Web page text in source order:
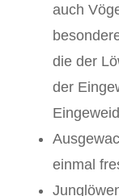
auch
die der
der
einmal